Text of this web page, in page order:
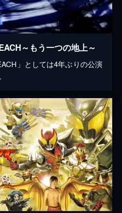
～もう一つの地上～
」としては4年ぶりの公演